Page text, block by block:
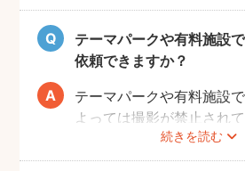
お好きな時間帯に撮影も
も思い出に残るデートプ
ね！
テーマパークや有料施設
依頼できますか？
続きを読む
テーマパークや有料施設
よっては撮影が禁止され
できない場合がございます
予約前にお客様ご自身で